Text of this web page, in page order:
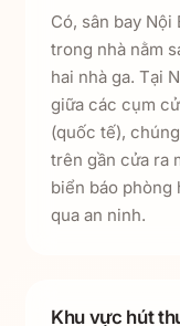
Có, sân bay
trong nhà nằm
hai nhà ga. Tại
giữa các cụm
(quốc tế),
trên gần cửa ra
biển báo phòng
qua an ninh.
Khu vực hút